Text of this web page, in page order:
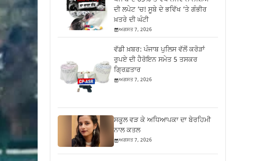
ਦੀ ਲਪੇਟ ‘ਚ! ਸੂਬੇ ਦੇ ਭਵਿੱਖ ‘ਤੇ ਗੰਭੀਰ
ਖ਼ਤਰੇ ਦੀ ਘੰਟੀ
ਅਗਸਤ 7, 2026
ਵੱਡੀ ਖ਼ਬਰ: ਪੰਜਾਬ ਪੁਲਿਸ ਵੱਲੋਂ ਕਰੋੜਾਂ
ਰੁਪਏ ਦੀ ਹੈਰੋਇਨ ਸਮੇਤ 5 ਤਸਕਰ
ਗ੍ਰਿਫ਼ਤਾਰ
ਅਗਸਤ 7, 2026
ਸਕੂਲ ਵੜ ਕੇ ਅਧਿਆਪਕਾ ਦਾ ਬੇਰਹਿਮੀ
ਨਾਲ ਕਤਲ
ਅਗਸਤ 7, 2026